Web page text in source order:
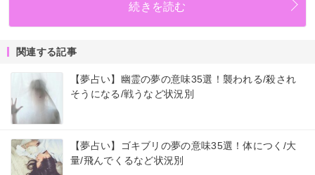
続きを読む
関連する記事
【夢占い】幽霊の夢の意味35選！襲われる/殺され
そうになる/戦うなど状況別
【夢占い】ゴキブリの夢の意味35選！体につく/大
量/飛んでくるなど状況別